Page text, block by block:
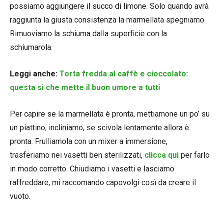
possiamo aggiungere il succo di limone. Solo quando avrà
raggiunta la giusta consistenza la marmellata spegniamo.
Rimuoviamo la schiuma dalla superficie con la
schiumarola.
Leggi anche: Torta fredda al caffè e cioccolato:
questa si che mette il buon umore a tutti
Per capire se la marmellata è pronta, mettiamone un po’ su
un piattino, incliniamo, se scivola lentamente allora è
pronta. Frulliamola con un mixer a immersione,
trasferiamo nei vasetti ben sterilizzati, clicca qui per farlo
in modo corretto. Chiudiamo i vasetti e lasciamo
raffreddare, mi raccomando capovolgi così da creare il
vuoto.